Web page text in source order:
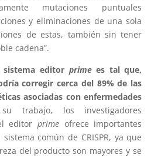
mutaciones puntuales
y eliminaciones de una sola
de estas, también sin tener
cadena”.
sistema editor primees tal que,
corregir cerca del 89% de las
asociadas con enfermedades
trabajo, los investigadores
editorprime ofrece importantes
común de CRISPR, ya que
del producto son mayores y se